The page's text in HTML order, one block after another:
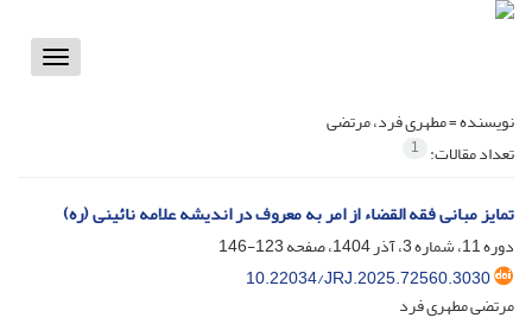
Toggle
نویسنده =مطهری فرد، مرتضی
تعداد مقالات: 1
تمایز مبانی فقه القضاء از امر به معروف در اندیشه علامه نائینی (ره)
دوره 11، شماره 3، آذر 1404، صفحه
123-146
10.22034/JRJ.2025.72560.3030
مرتضی مطهری فرد